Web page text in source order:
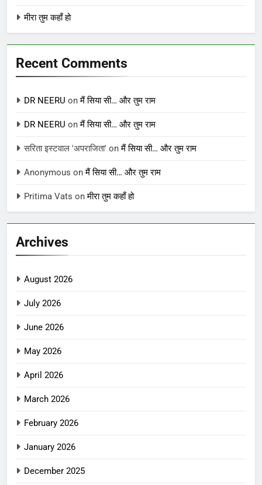
मीरा तुम कहाँ हो
Recent Comments
DR NEERU onमैं सिया सी… और तुम राम
DR NEERU onमैं सिया सी… और तुम राम
सरिता इस्टवाल 'अपराजिता' onमैं सिया सी… और तुम राम
Anonymous onमैं सिया सी… और तुम राम
Pritima Vats onमीरा तुम कहाँ हो
Archives
August 2026
July 2026
June 2026
May 2026
April 2026
March 2026
February 2026
January 2026
December 2025